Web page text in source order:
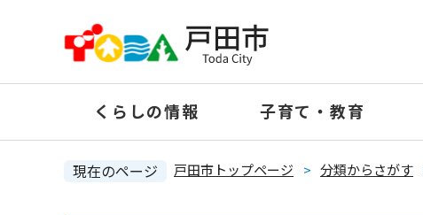
の
頭
くらしの情報 子育て・教育
現在のページ 戸田市トップページ > 分類からさがす